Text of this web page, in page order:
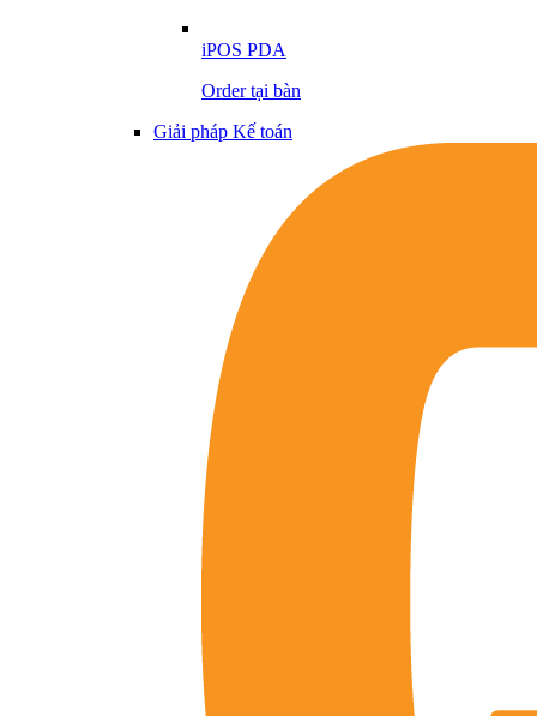
iPOS PDA
Order tại bàn
Giải pháp Kế toán